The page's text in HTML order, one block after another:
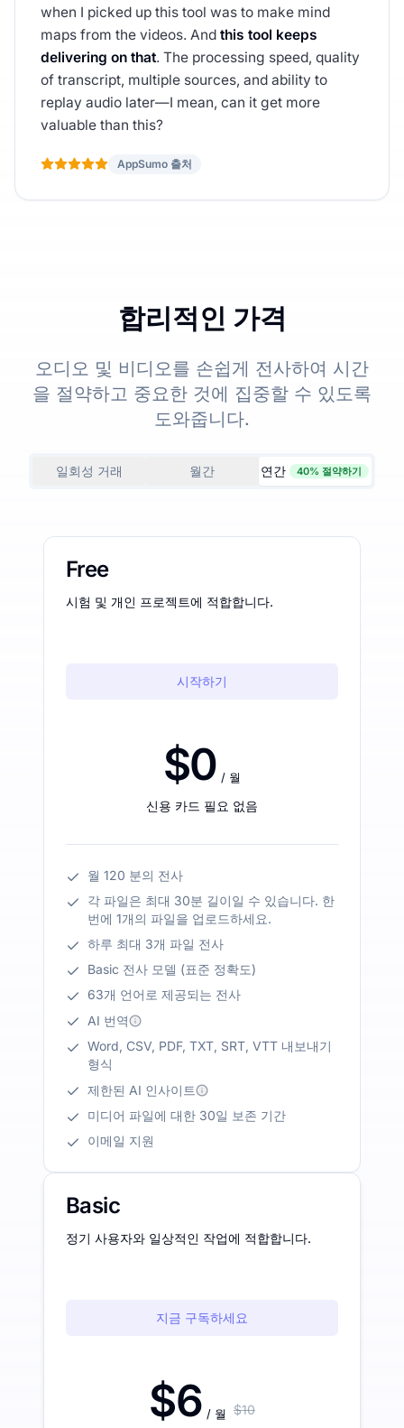
when I picked up this tool was to make mind
maps from the videos. And this tool keeps
delivering on that. The processing speed, quality
of transcript, multiple sources, and ability to
replay audio later—I mean, can it get more
valuable than this?
AppSumo 출처
합리적인 가격
오디오 및 비디오를 손쉽게 전사하여 시간
을 절약하고 중요한 것에 집중할 수 있도록
도와줍니다.
일회성 거래 월간 연간 40% 절약하기
Free
시험 및 개인 프로젝트에 적합합니다.
시작하기
$0 / 월
신용 카드 필요 없음
월 120 분의 전사
각 파일은 최대 30분 길이일 수 있습니다. 한
번에 1개의 파일을 업로드하세요.
하루 최대 3개 파일 전사
Basic 전사 모델 (표준 정확도)
63개 언어로 제공되는 전사
AI 번역
Word, CSV, PDF, TXT, SRT, VTT 내보내기
형식
제한된 AI 인사이트
미디어 파일에 대한 30일 보존 기간
이메일 지원
Basic
정기 사용자와 일상적인 작업에 적합합니다.
지금 구독하세요
$6 / 월 $10